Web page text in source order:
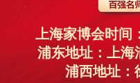
上海家博会时间
浦东地址：上海
浦西地址：